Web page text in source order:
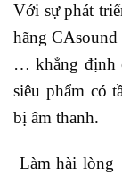
Với sự phát
hãng CAsound
… khẳng định
siêu phẩm có
bị âm thanh.
Làm hài lòng